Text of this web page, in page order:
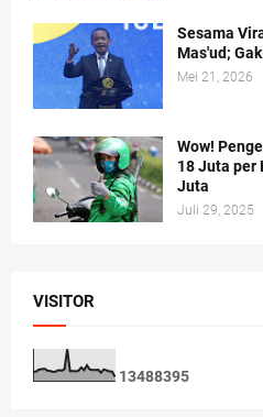
Sesama
Mas'ud;
Mei 21, 2026
Wow!
18 Juta per
Juta
Juli 29, 2025
VISITOR
13488395